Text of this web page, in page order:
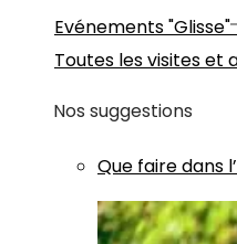
Evénements "Glisse"
Toutes les visites et
Nos suggestions
Que faire dans